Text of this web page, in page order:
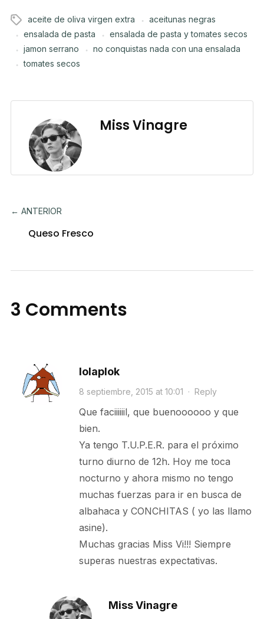
aceite de oliva virgen extra
aceitunas negras
ensalada de pasta
ensalada de pasta y tomates secos
jamon serrano
no conquistas nada con una ensalada
tomates secos
Miss Vinagre
← ANTERIOR
Queso Fresco
3 Comments
lolaplok
8 septiembre, 2015 at 10:01 · Reply
Que faciiiiiil, que buenoooooo y que
bien.
Ya tengo T.U.P.E.R. para el próximo
turno diurno de 12h. Hoy me toca
nocturno y ahora mismo no tengo
muchas fuerzas para ir en busca de
albahaca y CONCHITAS ( yo las llamo
asine).
Muchas gracias Miss Vi!!! Siempre
superas nuestras expectativas.
Miss Vinagre